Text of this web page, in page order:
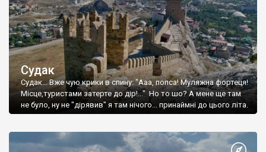
Судак
Судак... Вже чую крики в спину: "Ааа, попса! Муляжна фортеця!
Місце,туристами затерте до дір!..." Но то шо? А мене ще там
не було, ну не "дірявив" я там нічого... принаймні до цього літа.